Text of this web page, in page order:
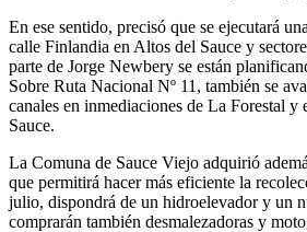
En ese sentido, precisó que se ejecutará
calle Finlandia en Altos del Sauce y
parte de Jorge Newbery se están
Sobre Ruta Nacional Nº 11, también se
canales en inmediaciones de La Forestal y
Sauce.
La Comuna de Sauce Viejo adquirió
que permitirá hacer más eficiente la
julio, dispondrá de un hidroelevador y un
comprarán también desmalezadoras y